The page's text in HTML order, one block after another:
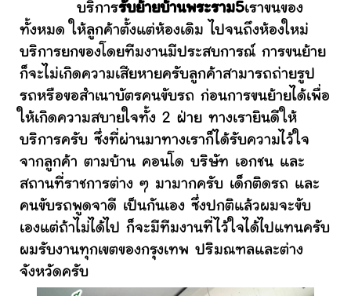
บริการรับย้ายบ้านพระราม5เราขนของ
ทั้งหมด ให้ลูกค้าตั้งแต่ห้องเดิม ไปจนถึงห้องใหม่
บริการยกของโดยทีมงานมีประสบการณ์ การขนย้าย
ก็จะไม่เกิดความเสียหายครับลูกค้าสามารถถ่ายรูป
รถหรือขอสำเนาบัตรคนขับรถ ก่อนการขนย้ายได้เพื่อ
ให้เกิดความสบายใจทั้ง 2 ฝ่าย ทางเรายินดีให้
บริการครับ ซึ่งที่ผ่านมาทางเราก็ได้รับความไว้ใจ
จากลูกค้า ตามบ้าน คอนโด บริษัท เอกชน และ
สถานที่ราชการต่าง ๆ มามากครับ เด็กติดรถ และ
คนขับรถพูดจาดี เป็นกันเอง ซึ่งปกติแล้วผมจะขับ
เองแต่ถ้าไม่ได้ไป ก็จะมีทีมงานที่ไว้ใจได้ไปแทนครับ
ผมรับงานทุกเขตของกรุงเทพ ปริมณฑลและต่าง
จังหวัดครับ